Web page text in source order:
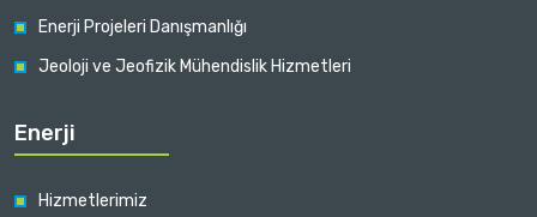
Enerji Projeleri Danışmanlığı
Jeoloji ve Jeofizik Mühendislik Hizmetleri
Enerji
Hizmetlerimiz